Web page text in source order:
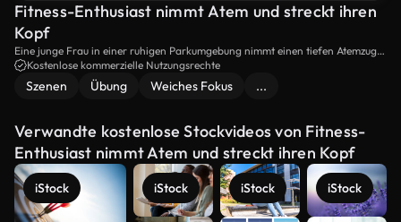
Fitness-Enthusiast nimmt Atem und streckt ihren
Kopf
Eine junge Frau in einer ruhigen Parkumgebung nimmt einen tiefen Atemzug,
nachdem sie eine Übung beendet hat, und beginnt, ihren Kopf von Seite zu
Seite zu strecken.
Kostenlose kommerzielle Nutzungsrechte
Szenen Übung Weiches Fokus ...
Verwandte kostenlose Stockvideos von Fitness-
Enthusiast nimmt Atem und streckt ihren Kopf
iStock iStock iStock iStock